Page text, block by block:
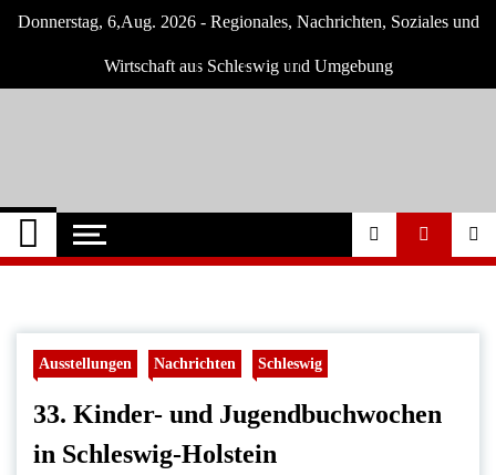
Skip
Donnerstag, 6,Aug. 2026 - Regionales, Nachrichten, Soziales und
Wirtschaft aus Schleswig und Umgebung
Schleswig Szene
Neuigkeiten und Nachrichten aus Schleswig
und Umgebung
Ausstellungen Nachrichten Schleswig
33. Kinder- und Jugendbuchwochen
in Schleswig-Holstein